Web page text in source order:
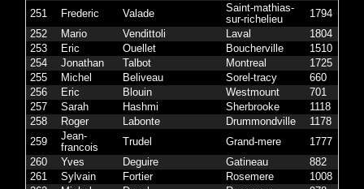
251 Frederic Valade
Saint-mathias-
sur-richelieu
1794
252
Mario Vendittoli Laval 1804
253
Eric Ouellet Boucherville 1510
254
Jonathan Talbot Montreal 1725
255
Michel Beliveau Sorel-tracy 660
256
Eric Blouin Westmount 701
257
Sarah Hashmi Sherbrooke 1118
258
Roger Labonte Drummondville 1178
259
Jean-
francois
Trudel Grand-mere 1777
260
Yves Deguire Gatineau 882
261
Sylvain Fortier Rosemere 1008